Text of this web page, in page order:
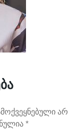
არ
*